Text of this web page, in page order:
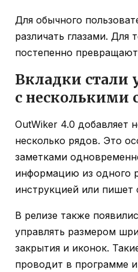
Для обычного
различать глазами. Для
постепенно
Вкладки стали
с несколькими
OutWiker 4.0 добавляет
несколько рядов. Это
заметками
информацию из одного
инструкцией или пишет
В релизе также
управлять размером
закрытия и иконок.
проводит в программе